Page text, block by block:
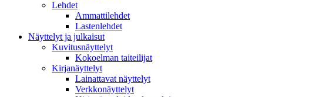
Lehdet
Ammattilehdet
Lastenlehdet
Näyttelyt ja julkaisut
Kuvitusnäyttelyt
Kokoelman taiteilijat
Kirjanäyttelyt
Lainattavat näyttelyt
Verkkonäyttelyt